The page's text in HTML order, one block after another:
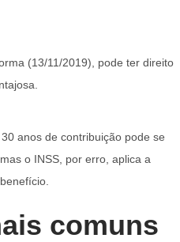
(13/11/2019), pode ter direito
anos de contribuição pode se
o INSS, por erro, aplica a
comuns